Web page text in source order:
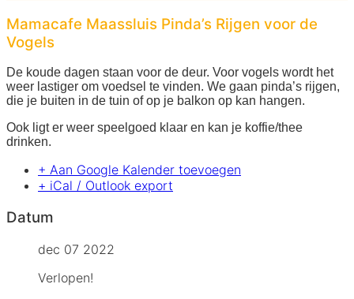
Mamacafe Maassluis Pinda’s Rijgen voor de
Vogels
De koude dagen staan voor de deur. Voor vogels wordt het
weer lastiger om voedsel te vinden. We gaan pinda’s rijgen,
die je buiten in de tuin of op je balkon op kan hangen.
Ook ligt er weer speelgoed klaar en kan je koffie/thee
drinken.
+ Aan Google Kalender toevoegen
+ iCal / Outlook export
Datum
dec 07 2022
Verlopen!